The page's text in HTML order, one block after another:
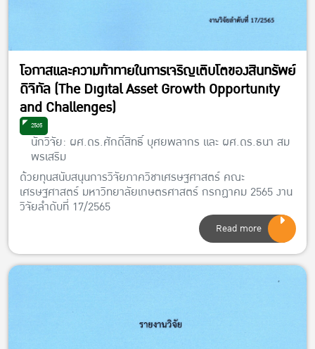
โอกาสและความท้าทายในการเจริญเติบโตของสินทรัพย์
ดิจิทัล (The Digital Asset Growth Opportunity
and Challenges)
2565
นักวิจัย: ผศ.ดร.ศักดิ์สิทธิ์ บุศยพลากร และ ผศ.ดร.ธนา สม
พรเสริม
ด้วยทุนสนับสนุนการวิจัยภาควิชาเศรษฐศาสตร์ คณะ
เศรษฐศาสตร์ มหาวิทยาลัยเกษตรศาสตร์ กรกฏาคม 2565 งาน
วิจัยลำดับที่ 17/2565
Read more